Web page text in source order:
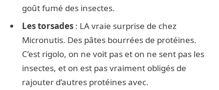
goût fumé des insectes.
Les torsades : LA vraie surprise de chez
Micronutis. Des pâtes bourrées de protéines.
C’est rigolo, on ne voit pas et on ne sent pas les
insectes, et on est pas vraiment obligés de
rajouter d’autres protéines avec.